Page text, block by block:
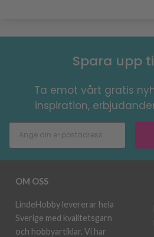
Spara upp
Ta emot vårt gratis
inspiration,
OM OSS
LindeHobby levererar hela
Sverige med kvalitetsgarn
och hobbyartiklar. Vi har